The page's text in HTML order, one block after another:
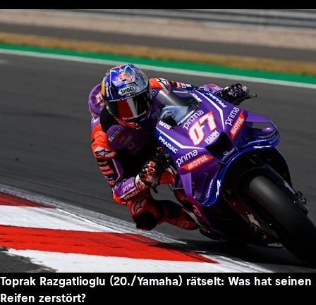
Toprak Razgatlioglu (20./Yamaha) rätselt: Was hat seinen
Reifen zerstört?